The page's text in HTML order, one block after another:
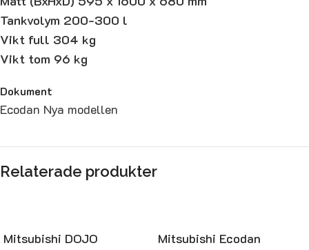
Tankvolym 200-300 l
Vikt full 304 kg
Vikt tom 96 kg
Dokument
Ecodan Nya modellen
Relaterade produkter
Mitsubishi DOJO
Mitsubishi Ecodan